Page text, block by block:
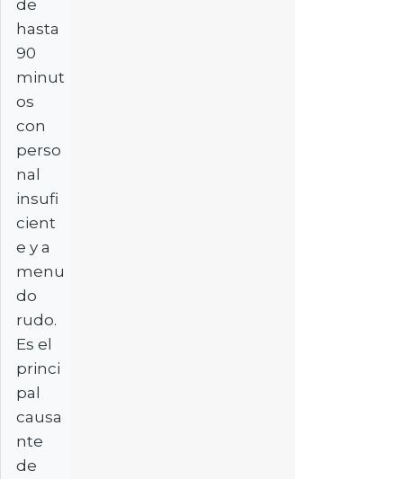
de
hasta
90
minut
os
con
perso
nal
insufi
cient
e y a
menu
do
rudo.
Es el
princi
pal
causa
nte
de